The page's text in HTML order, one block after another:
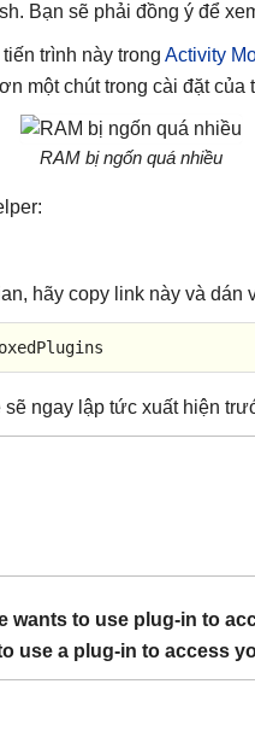
Bạn sẽ phải đồng ý để
trình này trong Activity
một chút trong cài đặt của
RAM bị ngốn quá nhiều
hãy copy link này và dán
ngay lập tức xuất hiện
wants to use plug-in to
use a plug-in to access